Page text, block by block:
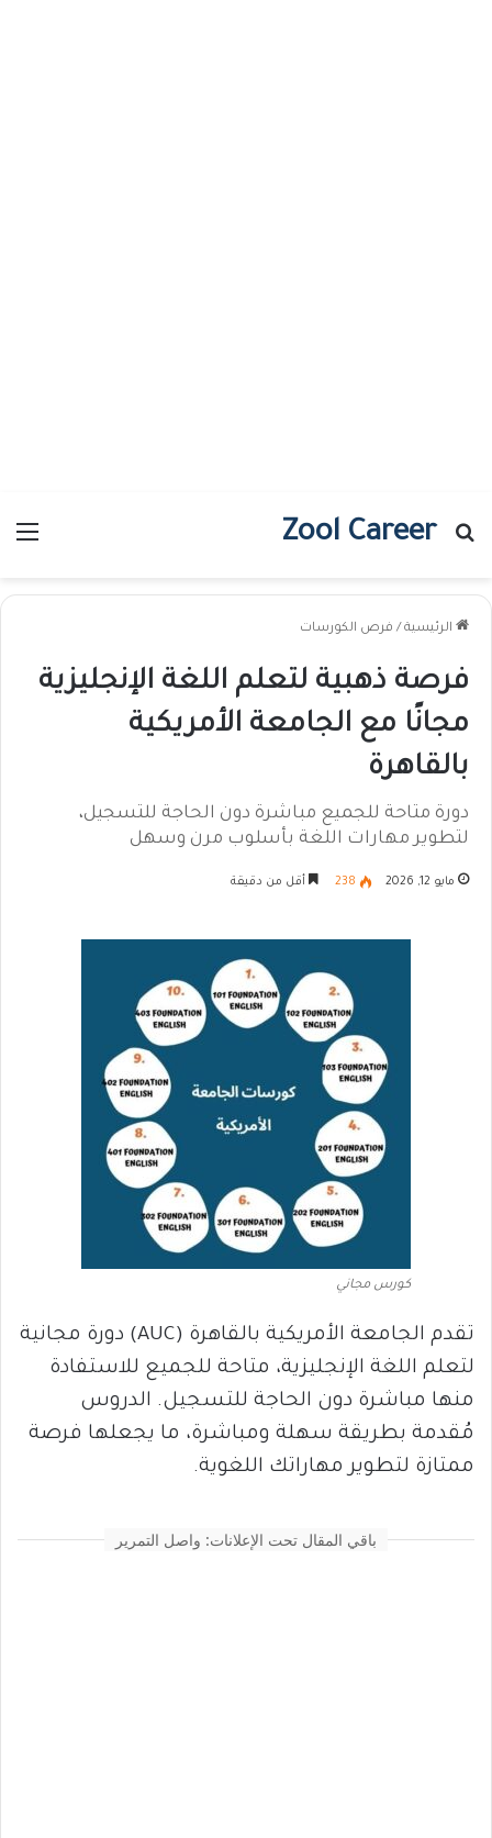
Zool Career
بحث عن
الرئيسية / فرص الكورسات
فرصة ذهبية لتعلم اللغة الإنجليزية
مجانًا مع الجامعة الأمريكية
بالقاهرة
دورة متاحة للجميع مباشرة دون الحاجة للتسجيل،
لتطوير مهارات اللغة بأسلوب مرن وسهل
مايو 12, 2026 238 أقل من دقيقة
كورس مجاني
تقدم الجامعة الأمريكية بالقاهرة (AUC) دورة مجانية
لتعلم اللغة الإنجليزية، متاحة للجميع للاستفادة
منها مباشرة دون الحاجة للتسجيل. الدروس
مُقدمة بطريقة سهلة ومباشرة، ما يجعلها فرصة
ممتازة لتطوير مهاراتك اللغوية.
باقي المقال تحت الإعلانات: واصل التمرير